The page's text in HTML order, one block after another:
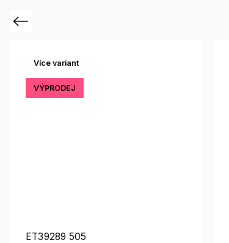
Previous
Více variant
VÝPRODEJ
ET39289 505